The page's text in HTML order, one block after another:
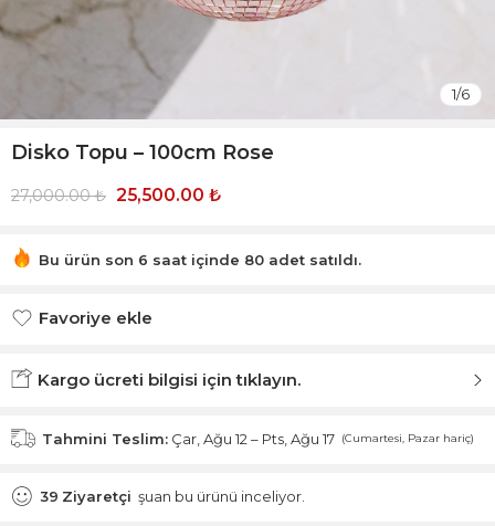
1/6
Disko Topu – 100cm Rose
27,000.00₺ 25,500.00 ₺
Bu ürün son 6 saat içinde 80 adet satıldı.
Favoriye ekle
Kargo ücreti bilgisi için tıklayın.
Tahmini Teslim: Çar, Ağu 12 – Pts, Ağu 17 (Cumartesi, Pazar hariç)
39 Ziyaretçi şuan bu ürünü inceliyor.